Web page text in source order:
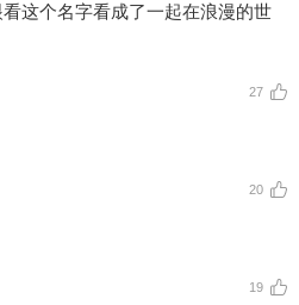
这个名字看成了一起在浪漫的世
27
20
19